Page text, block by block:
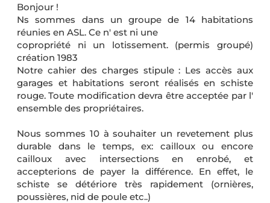
Bonjour !
Ns sommes dans un groupe de 14 habitations
réunies en ASL. Ce n' est ni une
copropriété ni un lotissement. (permis groupé)
création 1983
Notre cahier des charges stipule : Les accès aux
garages et habitations seront réalisés en schiste
rouge. Toute modification devra être acceptée par l'
ensemble des propriétaires.
Nous sommes 10 à souhaiter un revetement plus
durable dans le temps, ex: cailloux ou encore
cailloux avec intersections en enrobé, et
accepterions de payer la différence. En effet, le
schiste se détériore très rapidement (ornières,
poussières, nid de poule etc..)